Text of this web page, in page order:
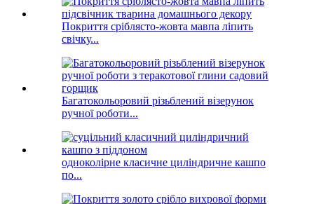
Покриття сріблясто-жовта мавпа ліпить
свічку...
Багатокольоровий різьблений візерунок
ручної роботи...
одноколірне класичне циліндричне кашпо
по...